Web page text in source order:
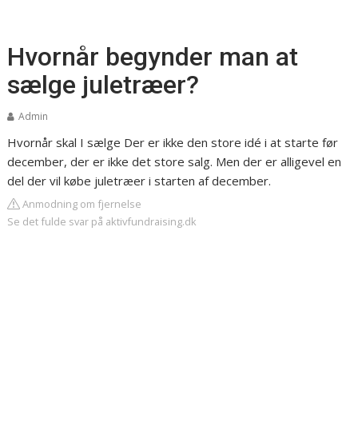
Hvornår begynder man at
sælge juletræer?
Admin
Hvornår skal I sælge Der er ikke den store idé i at starte før
december, der er ikke det store salg. Men der er alligevel en
del der vil købe juletræer i starten af december.
Anmodning om fjernelse
Se det fulde svar på aktivfundraising.dk